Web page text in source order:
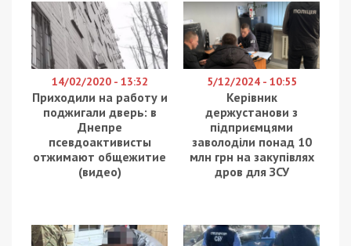
14/02/2020 - 13:32
Приходили на работу и
поджигали дверь: в
Днепре
псевдоактивисты
отжимают общежитие
(видео)
5/12/2024 - 10:55
Керівник
держустанови з
підприємцями
заволоділи понад 10
млн грн на закупівлях
дров для ЗСУ